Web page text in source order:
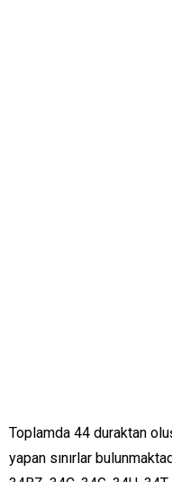
Toplamda 44 duraktan
yapan sınırlar